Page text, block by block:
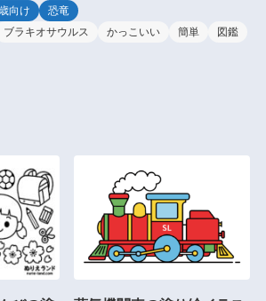
向け
恐竜
ブラキオサウルス かっこいい 簡単 図鑑